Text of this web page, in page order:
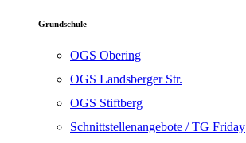
Grundschule
OGS Obering
OGS Landsberger Str.
OGS Stiftberg
Schnittstellenangebote / TG Friday